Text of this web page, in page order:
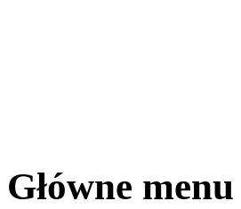
Główne menu